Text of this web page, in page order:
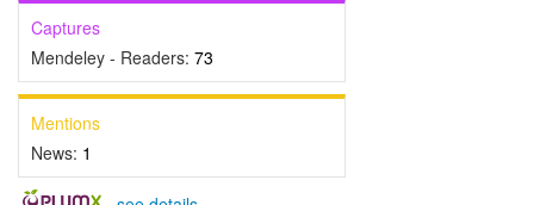
Captures
Mendeley - Readers: 73
Mentions
News: 1